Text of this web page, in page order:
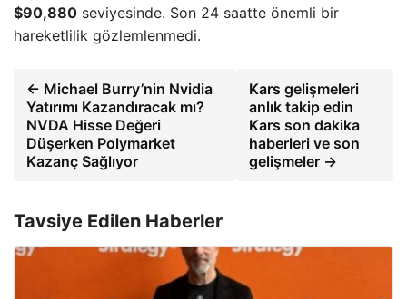
$90,880 seviyesinde. Son 24 saatte önemli bir
hareketlilik gözlemlenmedi.
← Michael Burry’nin Nvidia
Yatırımı Kazandıracak mı?
NVDA Hisse Değeri
Düşerken Polymarket
Kazanç Sağlıyor
Kars gelişmeleri
anlık takip edin
Kars son dakika
haberleri ve son
gelişmeler →
Tavsiye Edilen Haberler